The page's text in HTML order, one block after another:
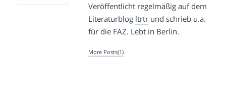
Veröffentlicht regelmäßig auf dem
Literaturblog ltrtr und schrieb u.a.
für die FAZ. Lebt in Berlin.
More Posts(1)